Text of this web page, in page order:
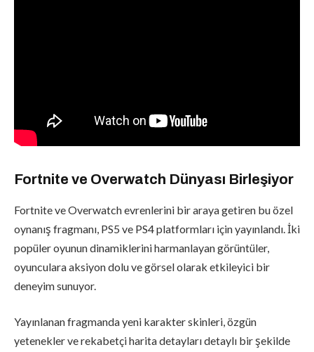
Fortnite ve Overwatch Dünyası Birleşiyor
Fortnite ve Overwatch evrenlerini bir araya getiren bu özel
oynanış fragmanı, PS5 ve PS4 platformları için yayınlandı. İki
popüler oyunun dinamiklerini harmanlayan görüntüler,
oyunculara aksiyon dolu ve görsel olarak etkileyici bir
deneyim sunuyor.
Yayınlanan fragmanda yeni karakter skinleri, özgün
yetenekler ve rekabetçi harita detayları detaylı bir şekilde